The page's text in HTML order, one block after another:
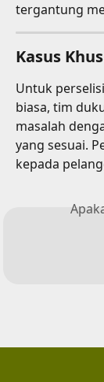
tergantung
Kasus
Untuk
biasa, tim
masalah
yang sesuai.
kepada